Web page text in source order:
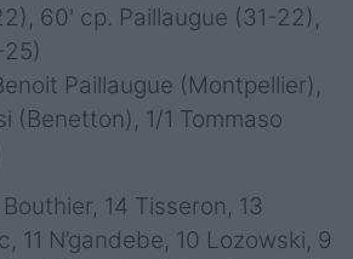
60' cp. Paillaugue (31-22),
Paillaugue (Montpellier),
(Benetton), 1/1 Tommaso
14 Tisseron, 13
11 N’gandebe, 10 Lozowski, 9